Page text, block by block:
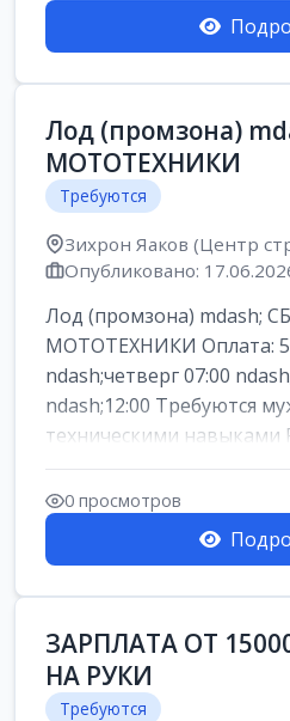
Лод (промзона)
МОТОТЕХНИКИ
Требуются
Зихрон Яаков (Центр
Опубликовано:
Лод (промзона) mdash;
МОТОТЕХНИКИ Оплата:
ndash;четверг 07:00
ndash;12:00 Требуются
техническими навыками
или английски...
0 просмотров
ЗАРПЛАТА ОТ
НА РУКИ
Требуются